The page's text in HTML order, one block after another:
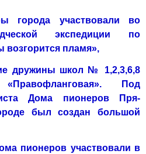
города участвовали во
экспедиции по
возгорится пламя»,
дружины школ № 1,2,3,6,8
Под
Дома пионеров Пря­
был создан большой
пионеров участвовали в